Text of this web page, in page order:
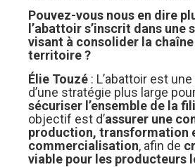
Pouvez-vous nous en dire
l’abattoir s’inscrit dans
visant à consolider la
territoire ?
Élie Touzé : L’abattoir est
d’une stratégie plus large
sécuriser l’ensemble de la
objectif est d’assurer une
production, transformation
commercialisation, afin de
viable pour les producteurs